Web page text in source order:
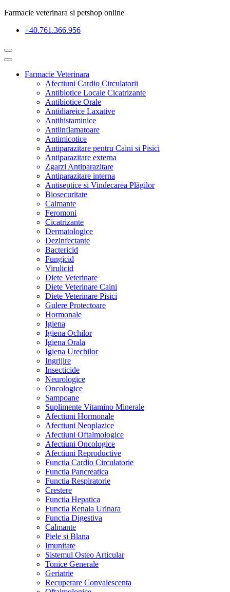
Farmacie veterinara si petshop online
+40.761.366.956
Farmacie Veterinara
Afectiuni Cardio Circulatorii
Antibiotice Locale Cicatrizante
Antibiotice Orale
Antidiareice Laxative
Antihistaminice
Antiinflamatoare
Antimicotice
Antiparazitare pentru Caini si Pisici
Antiparazitare externa
Zgarzi Antiparazitare
Antiparazitare interna
Antiseptice si Vindecarea Plăgilor
Biosecuritate
Calmante
Feromoni
Cicatrizante
Dermatologice
Dezinfectante
Bactericid
Fungicid
Virulicid
Diete Veterinare
Diete Veterinare Caini
Diete Veterinare Pisici
Gulere Protectoare
Hormonale
Igiena
Igiena Ochilor
Igiena Orala
Igiena Urechilor
Ingrijire
Insecticide
Neurologice
Oncologice
Sampoane
Suplimente Vitamino Minerale
Afectiuni Hormonale
Afectiuni Neoplazice
Afectiuni Oftalmologice
Afectiuni Oncologice
Afectiuni Reproductive
Functia Cardio Circulatorie
Functia Pancreatica
Functia Respiratorie
Crestere
Functia Hepatica
Functia Renala Urinara
Functia Digestiva
Calmante
Piele si Blana
Imunitate
Sistemul Osteo Articular
Tonice Generale
Geriatrie
Recuperare Convalescenta